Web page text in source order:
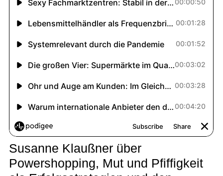
Susanne Klaußner über
Powershopping, Mut und Pfiffigkeit